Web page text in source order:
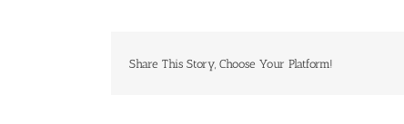
Share This Story, Choose Your Platform!